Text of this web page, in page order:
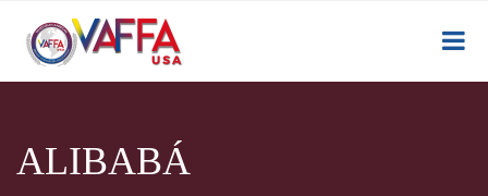
ALIBABÁ